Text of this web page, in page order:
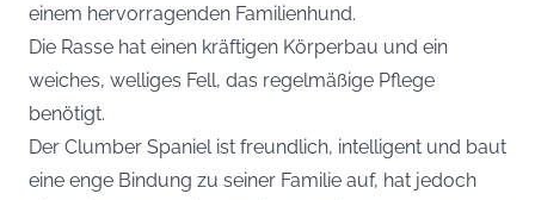
einem hervorragenden Familienhund.
Die Rasse hat einen kräftigen Körperbau und ein
weiches, welliges Fell, das regelmäßige Pflege
benötigt.
Der Clumber Spaniel ist freundlich, intelligent und baut
eine enge Bindung zu seiner Familie auf, hat jedoch